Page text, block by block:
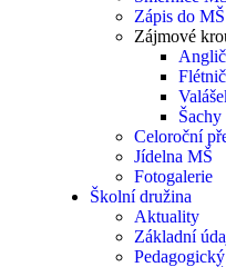
Zápis do MŠ
Zájmové
Šachy
Celoroční
Jídelna MŠ
Fotogalerie
Školní družina
Aktuality
Základní